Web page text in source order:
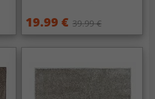
19.99 € 39.99 €